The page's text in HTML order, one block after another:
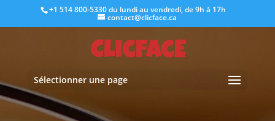
+1 514 800-5330du lundi au vendredi, de 9h à 17h
contact@clicface.ca
Sélectionner une page